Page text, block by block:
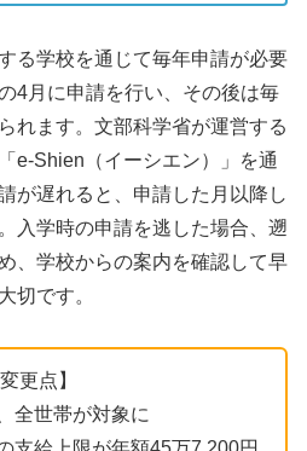
る学校を通じて毎年申請が必要
4月に申請を行い、その後は毎
れます。文部科学省が運営する
e-Shien（イーシエン）」を通
が遅れると、申請した月以降し
入学時の申請を逃した場合、遡
、学校からの案内を確認して早
切です。
更点】
全世帯が対象に